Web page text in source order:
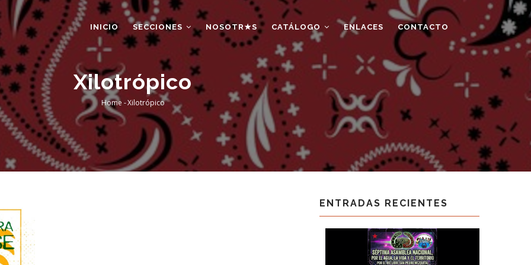
INICIO SECCIONES NOSOTR★S CATÁLOGO ENLACES CONTACTO
Xilotrópico
Breadcrumb
Home -Xilotrópico
ENTRADAS RECIENTES